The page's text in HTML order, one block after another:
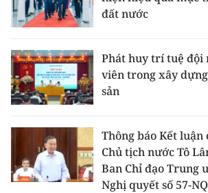
đất nước
Phát huy trí tuệ đội
viên trong xây
sản
Thông báo Kết luận
Chủ tịch nước Tô
Ban Chỉ đạo Trung
Nghị quyết số 57-